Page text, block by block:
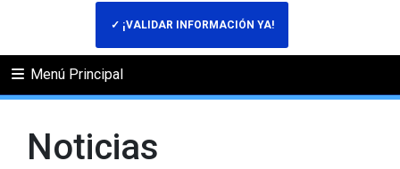
✓ ¡VALIDAR INFORMACIÓN YA!
Menú Principal
Noticias